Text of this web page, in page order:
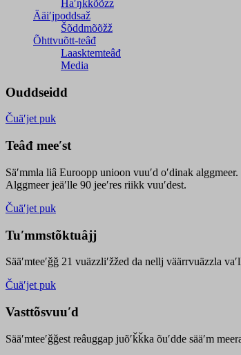
Haʹŋǩǩõõzz
Ääiʹjpoddsaž
Šõddmõõžž
Õhttvuõtt-teâđ
Laasktemteâđ
Media
Ouddseidd
Čuäʹjet puk
Teâđ meeʹst
Säʹmmla liâ Euroopp unioon vuuʹd oʹdinak
Alggmeer jeäʹlle 90 jeeʹres riikk vuuʹdest.
Čuäʹjet puk
Tuʹmmstõktuâjj
Sääʹmteeʹǧǧ 21 vuäzzliʹžžed da nellj väärrvuäzzla
Čuäʹjet puk
Vasttõsvuuʹd
Sääʹmteeʹǧǧest reâuggap juõʹǩǩka õuʹdde sääʹm meer